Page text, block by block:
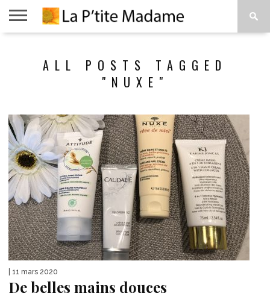
VIVRE
PROPOSALL POSTS TAGGED
"NUXE"
| 11 mars 2020
De belles mains douces